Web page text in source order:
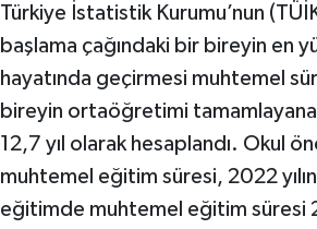
Türkiye İstatistik Kurumu’nun
başlama çağındaki bir bireyin en
hayatında geçirmesi muhtemel
bireyin ortaöğretimi
12,7 yıl olarak hesaplandı. Okul
muhtemel eğitim süresi, 2022
eğitimde muhtemel eğitim süresi